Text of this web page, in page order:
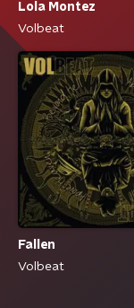
Lola Montez
Volbeat
Fallen
Volbeat